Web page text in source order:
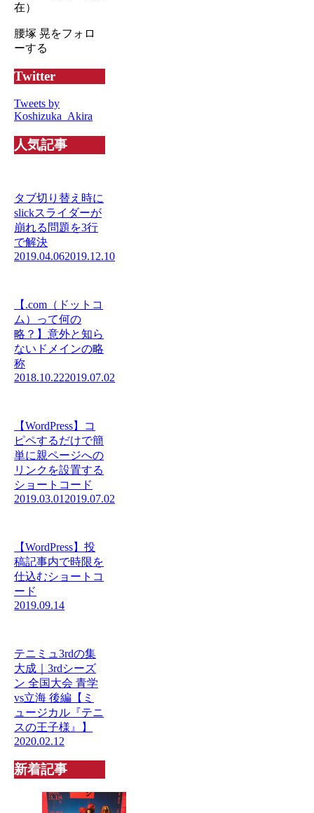
在）
腰塚 晃をフォロ
ーする
Twitter
Tweets by
Koshizuka_Akira
人気記事
タブ切り替え時に
slickスライダーが
崩れる問題を3行
で解決
2019.04.062019.12.10
【.com（ドットコ
ム）って何の
略？】意外と知ら
ないドメインの略
称
2018.10.222019.07.02
【WordPress】コ
ピペするだけで簡
単に親ページへの
リンクを設置する
ショートコード
2019.03.01 2019.07.02
【WordPress】投
稿記事内で時限を
仕込むショートコ
ード
2019.09.14
テニミュ3rdの集
大成｜3rdシーズ
ン 全国大会 青学
vs立海 後編【ミ
ュージカル『テニ
スの王子様』】
2020.02.12
新着記事